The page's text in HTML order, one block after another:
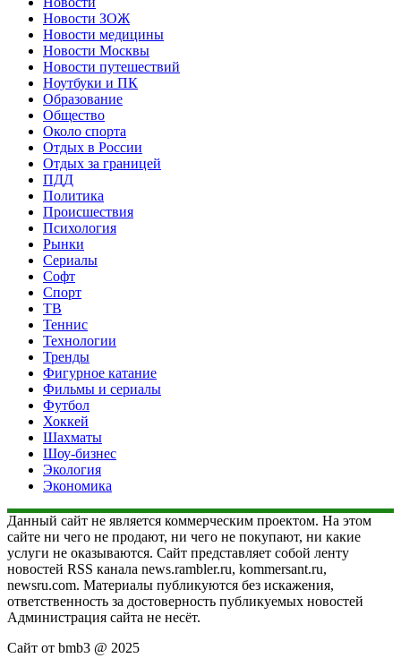
Новости ЗОЖ
Новости медицины
Новости Москвы
Новости путешествий
Ноутбуки и ПК
Образование
Общество
Около спорта
Отдых в России
Отдых за границей
ПДД
Политика
Происшествия
Психология
Рынки
Сериалы
Софт
Спорт
ТВ
Теннис
Технологии
Тренды
Фигурное катание
Фильмы и сериалы
Футбол
Хоккей
Шахматы
Шоу-бизнес
Экология
Экономика
Данный сайт не является коммерческим проектом. На этом
сайте ни чего не продают, ни чего не покупают, ни какие
услуги не оказываются. Сайт представляет собой ленту
новостей RSS канала news.rambler.ru, kommersant.ru,
newsru.com. Материалы публикуются без искажения,
ответственность за достоверность публикуемых новостей
Администрация сайта не несёт.
Сайт от bmb3 @ 2025